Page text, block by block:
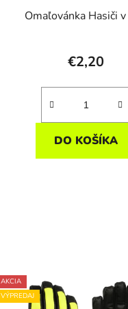
Omaľovánka Hasiči v
€2,20
DO KOŠÍKA
AKCIA
VÝPREDAJ